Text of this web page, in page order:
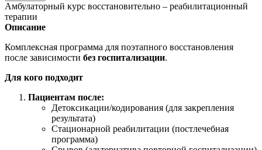
Амбулаторный курс восстановительно – реабилитационный
терапии
Описание
Комплексная программа для поэтапного восстановления
после зависимости без госпитализации.
Для кого подходит
Пациентам после:
Детоксикации/кодирования (для закрепления
результата)
Стационарной реабилитации (постлечебная
программа)